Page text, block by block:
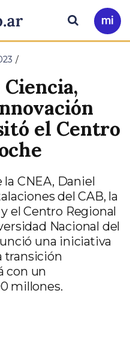
Ir
a
Buscar
el Centro
CNEA, Daniel
del CAB, la
el Centro Regional
Nacional del
una iniciativa
transición
con un
millones.